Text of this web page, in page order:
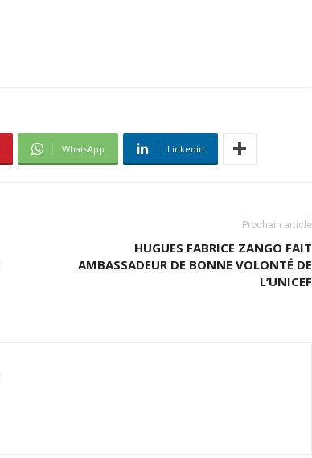
WhatsApp Linkedin
Prochain article
HUGUES FABRICE ZANGO FAIT
AMBASSADEUR DE BONNE VOLONTÉ DE
L’UNICEF